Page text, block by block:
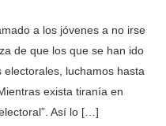
a los jóvenes a no irse
de que los que se han ido
electorales, luchamos hasta
exista tiranía en
Así lo […]